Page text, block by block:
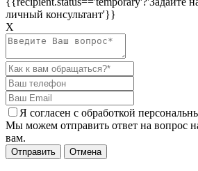
личный консультант'}}
Х
Я согласен c обработкой
Мы можем отправить ответ на вопрос
вам.
Отправить Отмена